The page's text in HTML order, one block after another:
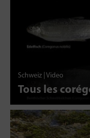
Schweiz | Video
Tous les